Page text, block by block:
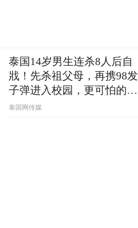
泰国14岁男生连杀8人后自
戕！先杀祖父母，再携98发
子弹进入校园，更可怕的细
节公布了
泰国网传媒